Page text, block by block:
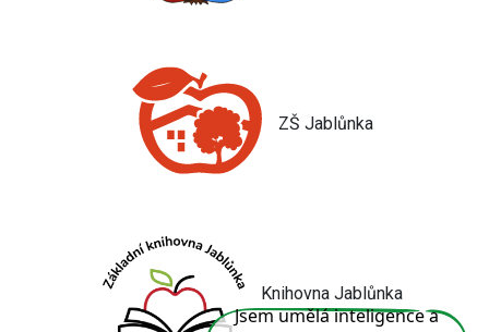
ZŠ Jablůnka
Knihovna Jablůnka
Jsem umělá inteligence a